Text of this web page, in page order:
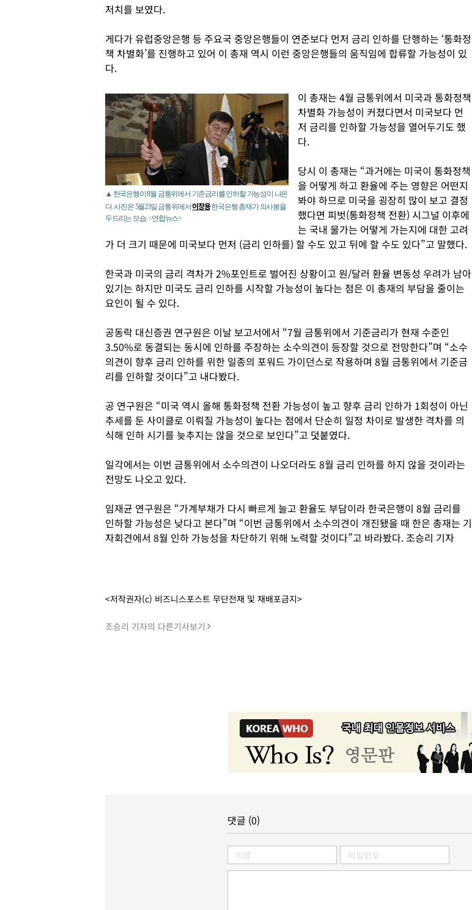
저치를 보였다.
게다가 유럽중앙은행 등 주요국 중앙은행들이 연준보다 먼저 금리 인하를 단행하는 ‘통화정
책 차별화’를 진행하고 있어 이 총재 역시 이런 중앙은행들의 움직임에 합류할 가능성이 있
다.
▲ 한국은행이 8월 금통위에서 기준금리를 인하할 가능성이 나온
다. 사진은 5월23일 금통위에서이창용한국은행 총재가 의사봉을
두드리는 모습. <연합뉴스>
이 총재는 4월 금통위에서 미국과 통화정책
차별화 가능성이 커졌다면서 미국보다 먼
저 금리를 인하할 가능성을 열어두기도 했
다.
당시 이 총재는 “과거에는 미국이 통화정책
을 어떻게 하고 환율에 주는 영향은 어떤지
봐야 하므로 미국을 굉장히 많이 보고 결정
했다면 피벗(통화정책 전환) 시그널 이후에
는 국내 물가는 어떻게 가는지에 대한 고려
가 더 크기 때문에 미국보다 먼저 (금리 인하를) 할 수도 있고 뒤에 할 수도 있다”고 말했다.
한국과 미국의 금리 격차가 2%포인트로 벌어진 상황이고 원/달러 환율 변동성 우려가 남아
있기는 하지만 미국도 금리 인하를 시작할 가능성이 높다는 점은 이 총재의 부담을 줄이는
요인이 될 수 있다.
공동락 대신증권 연구원은 이날 보고서에서 “7월 금통위에서 기준금리가 현재 수준인
3.50%로 동결되는 동시에 인하를 주장하는 소수의견이 등장할 것으로 전망한다”며 “소수
의견이 향후 금리 인하를 위한 일종의 포워드 가이던스로 작용하며 8월 금통위에서 기준금
리를 인하할 것이다”고 내다봤다.
공 연구원은 “미국 역시 올해 통화정책 전환 가능성이 높고 향후 금리 인하가 1회성이 아닌
추세를 둔 사이클로 이뤄질 가능성이 높다는 점에서 단순히 일정 차이로 발생한 격차를 의
식해 인하 시기를 늦추지는 않을 것으로 보인다”고 덧붙였다.
일각에서는 이번 금통위에서 소수의견이 나오더라도 8월 금리 인하를 하지 않을 것이라는
전망도 나오고 있다.
임재균 연구원은 “가계부채가 다시 빠르게 늘고 환율도 부담이라 한국은행이 8월 금리를
인하할 가능성은 낮다고 본다”며 “이번 금통위에서 소수의견이 개진됐을 때 한은 총재는 기
자회견에서 8월 인하 가능성을 차단하기 위해 노력할 것이다”고 바라봤다. 조승리 기자
<저작권자(c) 비즈니스포스트 무단전재 및 재배포금지>
조승리 기자의 다른기사보기
댓글 (0)